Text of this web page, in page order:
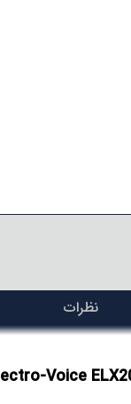
نظرات